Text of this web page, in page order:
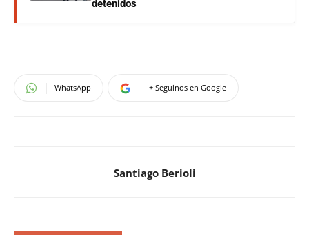
detenidos
WhatsApp + Seguinos en Google
Santiago Berioli